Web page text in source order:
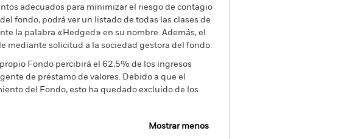
adecuados para minimizar el riesgo de contagio
fondo, podrá ver un listado de todas las clases de
la palabra «Hedged» en su nombre. Además, el
mediante solicitud a la sociedad gestora del fondo.
Fondo percibirá el 62,5% de los ingresos
de préstamo de valores. Debido a que el
del Fondo, esto ha quedado excluido de los
Mostrar menos